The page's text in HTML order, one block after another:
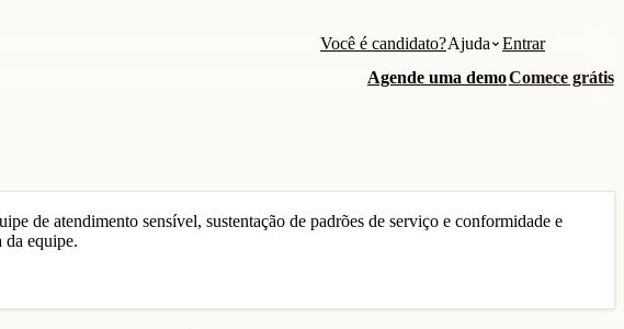
Você é candidato?Ajuda
Entrar
Agende uma demoComece grátis
de atendimento sensível, sustentação de padrões de serviço e conformidade e
da equipe.